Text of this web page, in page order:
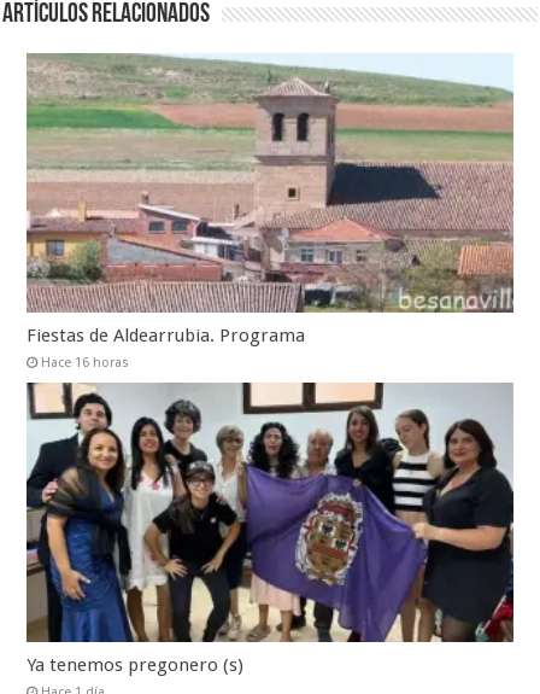
Artículos relacionados
Fiestas de Aldearrubia. Programa
Hace 16 horas
Ya tenemos pregonero (s)